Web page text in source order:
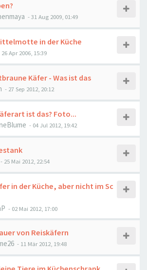
-31 Aug 2009, 01:49
in der Küche
26 Apr 2006, 15:39
Käfer - Was ist das
- 27 Sep 2012, 20:12
ist das? Foto...
- 04 Jul 2012, 19:42
- 25 Mai 2012, 22:54
in der Küche, aber nicht im Sc
- 02 Mai 2012, 17:00
von Reiskäfern
- 11 Mär 2012, 19:48